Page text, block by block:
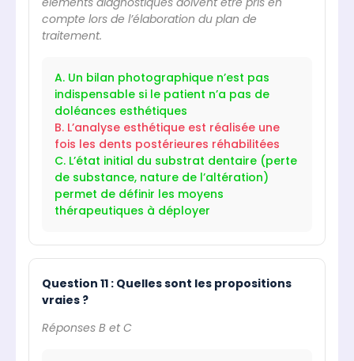
compte lors de l’élaboration du plan de
traitement.
A. Un bilan photographique n’est pas
indispensable si le patient n’a pas de
doléances esthétiques
B. L’analyse esthétique est réalisée une
fois les dents postérieures réhabilitées
C. L’état initial du substrat dentaire (perte
de substance, nature de l’altération)
permet de définir les moyens
thérapeutiques à déployer
Question 11 : Quelles sont les propositions
vraies ?
Réponses B et C